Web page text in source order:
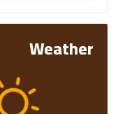
Weather